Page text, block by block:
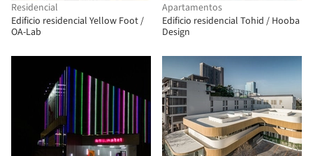
Residencial
Edificio residencial Yellow Foot /
OA-Lab
Apartamentos
Edificio residencial Tohid / Hooba
Design